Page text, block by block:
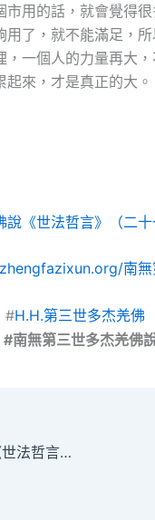
市用的話，就會覺得
用了，就不能滿足，
，一個人的力量再大
起來，才是真正的大。
《世法哲言》（二十
南無
#H.H.第三世多杰羌佛
無第三世多杰羌佛
南無第三世多杰羌佛說《世法哲言》（二十）